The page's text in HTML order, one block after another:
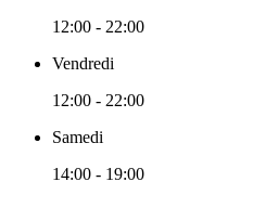
12:00 - 22:00
Vendredi
12:00 - 22:00
Samedi
14:00 - 19:00